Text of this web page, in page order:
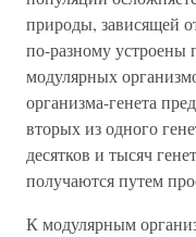
природы, зависящей
по-разному
модулярных
организма-генета
вторых из одного
десятков и тысяч
получаются путем
К модулярным